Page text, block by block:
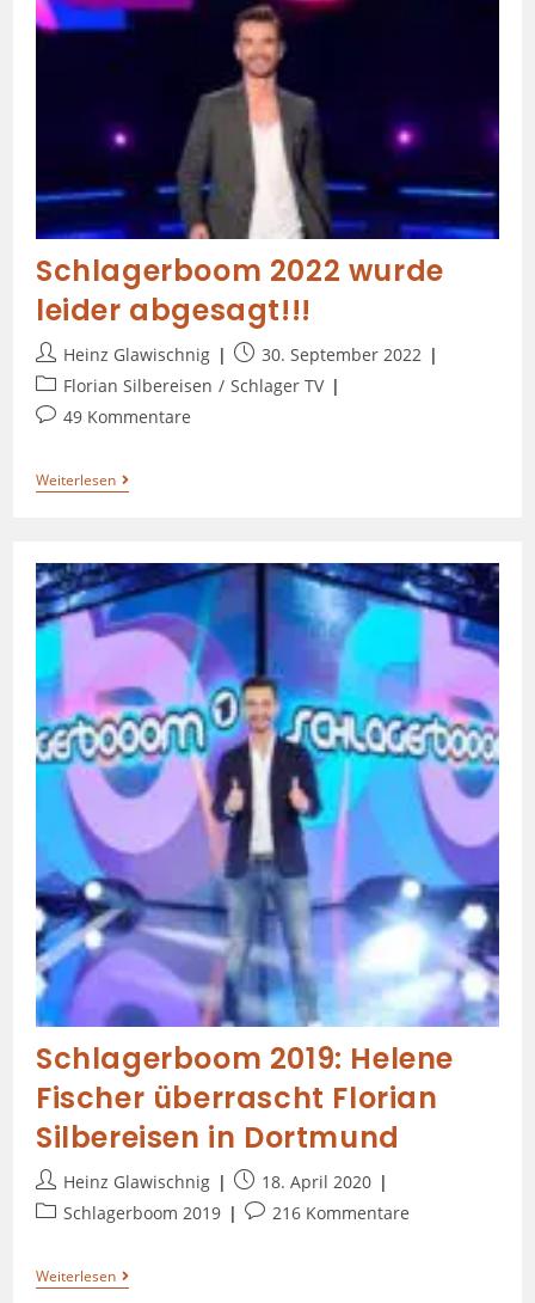
Schlagerboom 2022 wurde
leider abgesagt!!!
Heinz Glawischnig
30. September 2022
Florian Silbereisen / Schlager TV
49 Kommentare
Weiterlesen
Schlagerboom 2019: Helene
Fischer überrascht Florian
Silbereisen in Dortmund
Heinz Glawischnig
18. April 2020
Schlagerboom 2019
216 Kommentare
Weiterlesen